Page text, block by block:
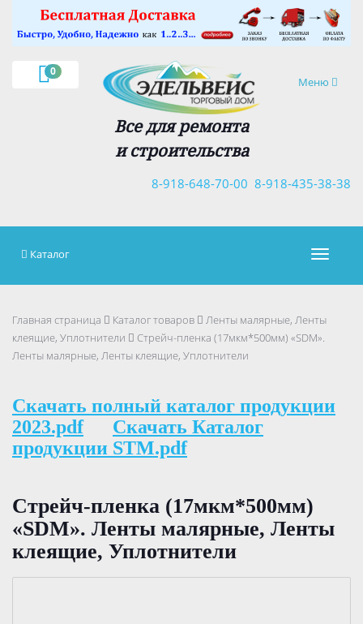
0
Навигация
Меню
Все для ремонта
и строительства
8-918-435-38-38
8-918-648-70-00
×
Каталог
Главная страница Каталог товаров
Ленты малярные, Ленты
клеящие, Уплотнители
Стрейч-пленка (17мкм*500мм) «SDM».
Ленты малярные, Ленты клеящие, Уплотнители
Скачать полный каталог продукции
2023.pdf
Скачать Каталог
продукции STM.pdf
Стрейч-пленка (17мкм*500мм)
«SDM». Ленты малярные, Ленты
клеящие, Уплотнители